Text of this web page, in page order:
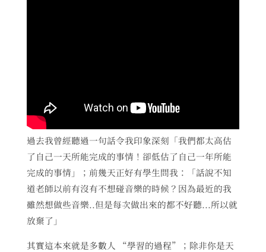
過去我曾經聽過一句話令我印象深刻「我們都太高估
了自己一天所能完成的事情！卻低估了自己一年所能
完成的事情」；前幾天正好有學生問我：「話說不知
道老師以前有沒有不想碰音樂的時候？因為最近的我
雖然想做些音樂..但是每次做出來的都不好聽...所以就
放棄了」
其實這本來就是多數人 “學習的過程”；除非你是天